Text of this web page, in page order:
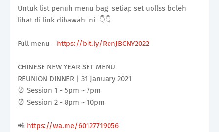
Untuk list penuh menu bagi setiap set uollss boleh
lihat di link dibawah ini..👇👇
Full menu - https://bit.ly/RenJBCNY2022
CHINESE NEW YEAR SET MENU
REUNION DINNER | 31 January 2021
⏰ Session 1 - 5pm ~ 7pm
⏰ Session 2 - 8pm ~ 10pm
📲 https://wa.me/60127719056